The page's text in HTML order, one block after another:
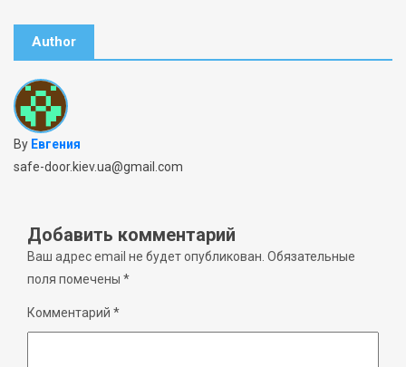
Author
By Евгения
safe-door.kiev.ua@gmail.com
Добавить комментарий
Ваш адрес email не будет опубликован. Обязательные
поля помечены *
Комментарий *